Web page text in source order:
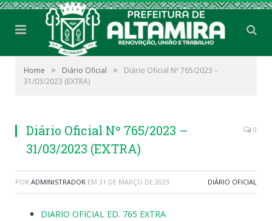
Home » Diário Oficial »
Diário Oficial Nº 765/2023 –
31/03/2023 (EXTRA)
Diário Oficial Nº 765/2023 –
31/03/2023 (EXTRA)
0
POR ADMINISTRADOR EM 31 DE MARÇO DE 2023 DIÁRIO OFICIAL
DIARIO OFICIAL ED. 765 EXTRA